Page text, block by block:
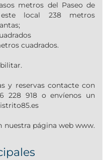
metros del Paseo de
local 238 metros
cuadrados.
y reservas contacte con
228 918 o envíenos un
página web www.